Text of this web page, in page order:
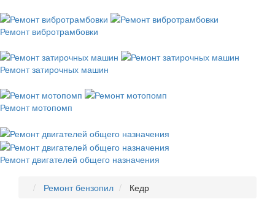
Ремонт вибротрамбовки
Ремонт затирочных машин
Ремонт мотопомп
Ремонт двигателей общего назначения
Ремонт бензопил Кедр